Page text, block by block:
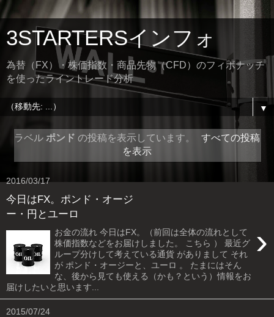
3STARTERSインフォ
為替（FX）・株価指数・商品先物（CFD）のフィボナッチ
を使ったライントレード分析
▼
ラベル ポンド の投稿を表示しています。
すべての投稿
を表示
2016/03/17
今日はFX。ポンド・オージ
ー・円とユーロ
›
お金の流れ 今日はFX。（前回は全体の流れとして
株価指数などをお届けしました。 こちら ） 最近グ
ループ分けして考えている通貨 がありまして それ
が ポンド・オージーと、ユーロ 。 たまにはそん
な、後から見ても使える（かも？という）情報をお
届けしたいと思います...
2015/07/24